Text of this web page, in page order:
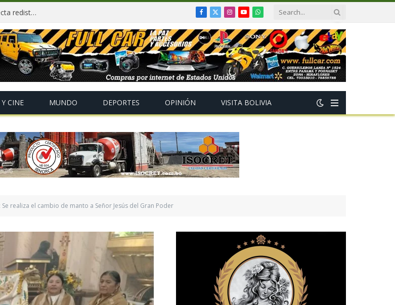
Paz y gobernadores firman acuerdo del 50/50 que proyecta redistribuir recursos y tributos desde 2027 Facebook
X
(Twitter)
Instagram
YouTubeWhatsApp
CINE MUNDO DEPORTES OPINIÓN VISITA BOLIVIA
realiza el cambio de manto a Señor Jesús del Gran Poder